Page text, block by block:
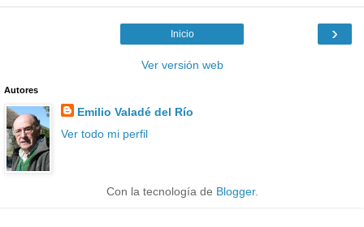
›
Inicio
Ver versión web
Autores
Emilio Valadé del Río
Ver todo mi perfil
Con la tecnología de Blogger.